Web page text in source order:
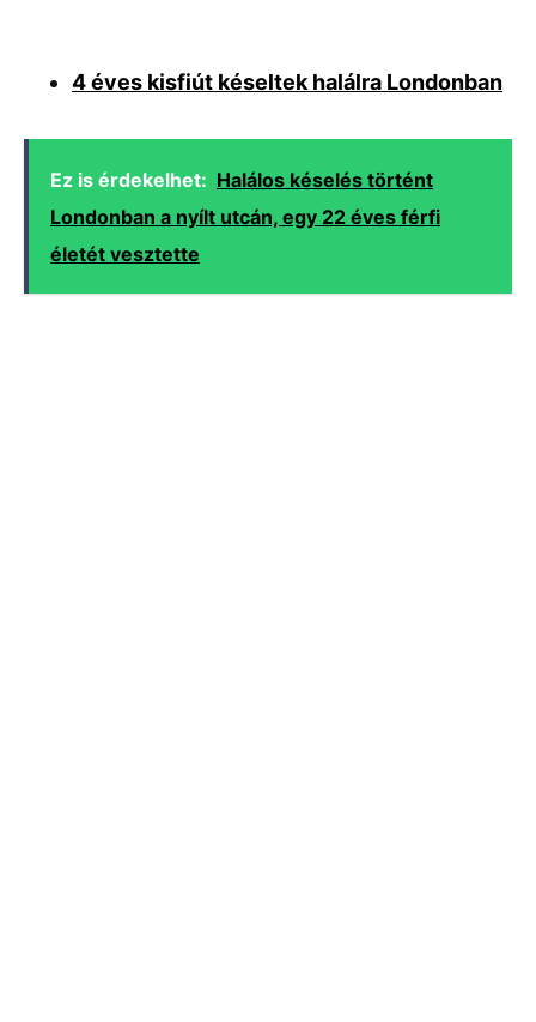
4 éves kisfiút késeltek halálra Londonban
Ez is érdekelhet: Halálos késelés történt
Londonban a nyílt utcán, egy 22 éves férfi
életét vesztette